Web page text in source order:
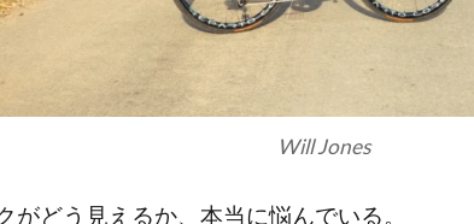
Will Jones
がどう見えるか、本当に悩んでいる。